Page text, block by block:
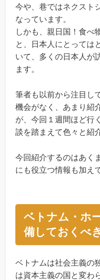
今や、巷ではネクスト
なっています。
しかも、親日国！食べ
と、日本人にとっては
いて、多くの日本人が
ます。
筆者も以前から注目し
機会がなく、あまり紹
が、今回１週間ほど行
談を踏まえて色々と紹
今回紹介するのはあく
にも役立つ情報も加え
ベトナム・ホ
備しておくべ
ベトナムは社会主義の
は資本主義の国と変わ